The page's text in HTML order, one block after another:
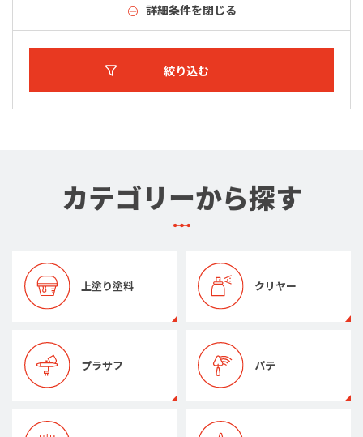
詳細条件を閉じる
絞り込む
カテゴリーから探す
上塗り塗料 クリヤー
プラサフ パテ